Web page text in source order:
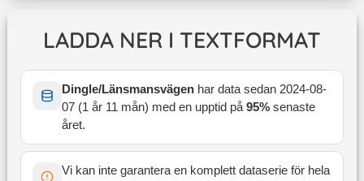
LADDA NER I TEXTFORMAT
Dingle/Länsmansvägenhar data sedan 2024-08-
07(1 år 11 mån) med en upptid på95% senaste
året.
Vi kan inte garantera en komplett dataserie för hela